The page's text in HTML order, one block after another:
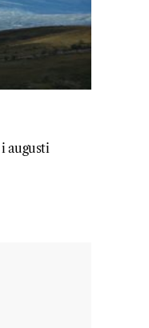
augusti